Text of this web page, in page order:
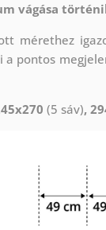
vágása
mérethez
pontos
(5 sáv),